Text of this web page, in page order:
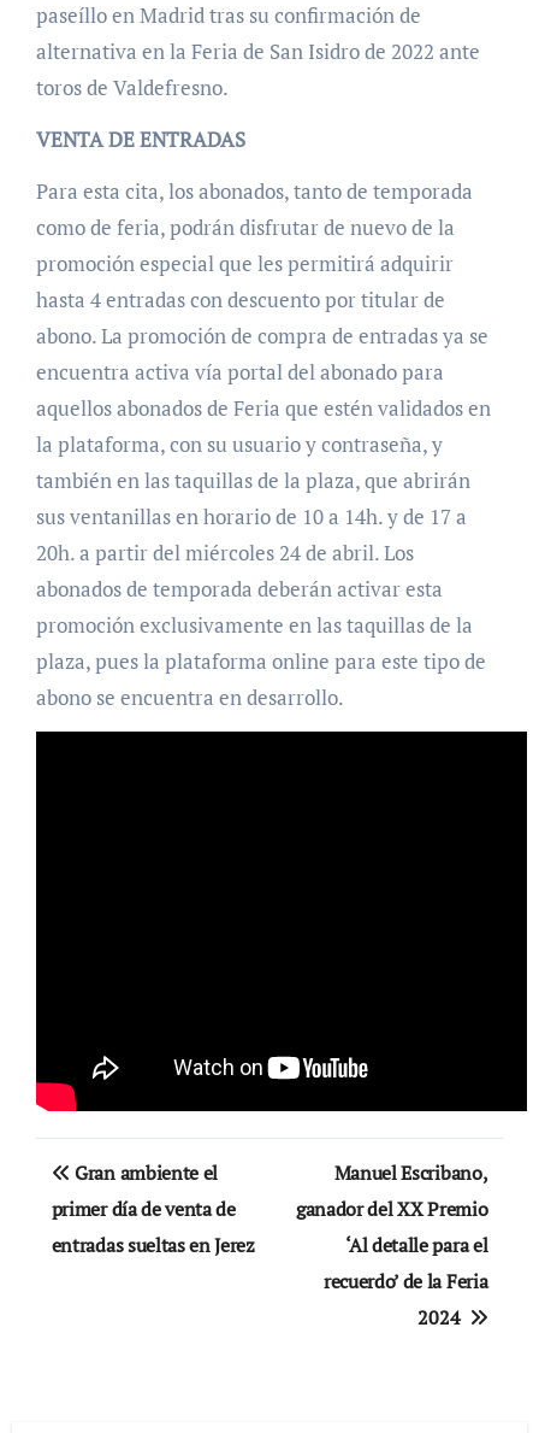
paseíllo en Madrid tras su confirmación de
alternativa en la Feria de San Isidro de 2022 ante
toros de Valdefresno.
VENTA DE ENTRADAS
Para esta cita, los abonados, tanto de temporada
como de feria, podrán disfrutar de nuevo de la
promoción especial que les permitirá adquirir
hasta 4 entradas con descuento por titular de
abono. La promoción de compra de entradas ya se
encuentra activa vía portal del abonado para
aquellos abonados de Feria que estén validados en
la plataforma, con su usuario y contraseña, y
también en las taquillas de la plaza, que abrirán
sus ventanillas en horario de 10 a 14h. y de 17 a
20h. a partir del miércoles 24 de abril. Los
abonados de temporada deberán activar esta
promoción exclusivamente en las taquillas de la
plaza, pues la plataforma online para este tipo de
abono se encuentra en desarrollo.
Navegación
de
entradas
Gran ambiente el
primer día de venta de
entradas sueltas en Jerez
Manuel Escribano,
ganador del XX Premio
‘Al detalle para el
recuerdo’ de la Feria
2024